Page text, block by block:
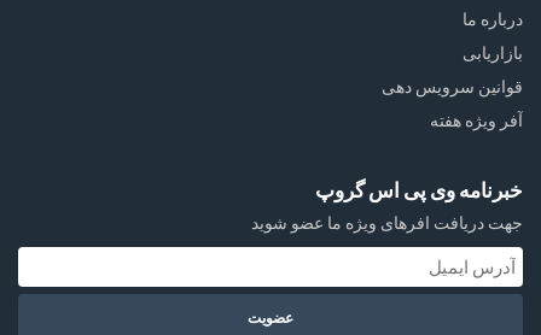
درباره ما
بازاریابی
قوانین سرویس دهی
آفر ویژه هفته
خبرنامه وی پی اس گروپ
جهت دریافت افرهای ویژه ما عضو شوید